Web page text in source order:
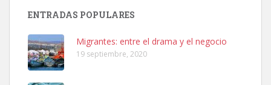
Leales.org » Gran Canaria
ENTRADAS POPULARES
Migrantes: entre el drama y el negocio
19 septiembre, 2020